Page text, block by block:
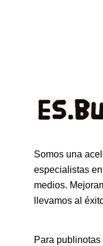
Somos una
especialistas
medios.
llevamos al
Para